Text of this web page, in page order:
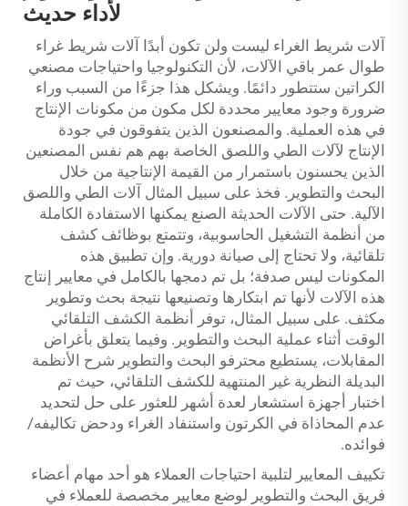
لأداء حديث
آلات شريط الغراء ليست ولن تكون أبدًا آلات شريط غراء
طوال عمر باقي الآلات، لأن التكنولوجيا واحتياجات مصنعي
الكراتين ستتطور دائمًا. ويشكل هذا جزءًا من السبب وراء
ضرورة وجود معايير محددة لكل مكون من مكونات الإنتاج
في هذه العملية. والمصنعون الذين يتفوقون في جودة
الإنتاج لآلات الطي واللصق الخاصة بهم هم نفس المصنعين
الذين يحسنون باستمرار من القيمة الإنتاجية من خلال
البحث والتطوير. فخذ على سبيل المثال آلات الطي واللصق
الآلية. حتى الآلات الحديثة الصنع يمكنها الاستفادة الكاملة
من أنظمة التشغيل الحاسوبية، وتتمتع بوظائف كشف
تلقائية، ولا تحتاج إلى صيانة دورية. وإن تطبيق هذه
المكونات ليس صدفة؛ بل تم دمجها بالكامل في معايير إنتاج
هذه الآلات لأنها تم ابتكارها وتصنيعها نتيجة بحث وتطوير
مكثف. على سبيل المثال، توفر أنظمة الكشف التلقائي
الوقت أثناء عملية البحث والتطوير. وفيما يتعلق بأغراض
المقابلات، يستطيع محترفو البحث والتطوير شرح الأنظمة
البديلة النظرية غير المنتهية للكشف التلقائي، حيث تم
اختبار أجهزة استشعار لعدة أشهر للعثور على حل لتحديد
عدم المحاذاة في الكرتون واستنفاد الغراء ودحض تكاليفه/
فوائده.
تكييف المعايير لتلبية احتياجات العملاء هو أحد مهام أعضاء
فريق البحث والتطوير لوضع معايير مخصصة للعملاء في